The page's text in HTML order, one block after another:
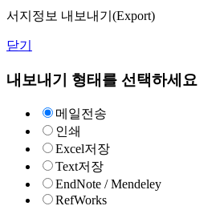
서지정보 내보내기(Export)
닫기
내보내기 형태를 선택하세요
메일전송
인쇄
Excel저장
Text저장
EndNote / Mendeley
RefWorks